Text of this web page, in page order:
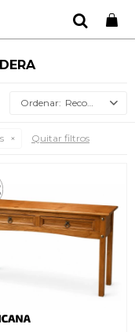
Recomendados
Quitar filtros